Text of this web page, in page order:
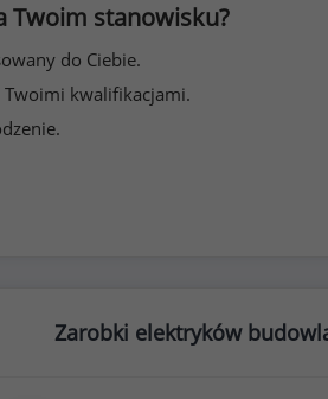
Twoim stanowisku?
do Ciebie.
Twoimi kwalifikacjami.
Zarobki elektryków